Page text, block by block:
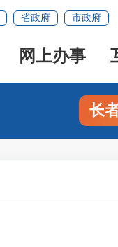
省政府 市政府
网上办事
长